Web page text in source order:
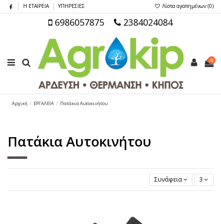
Η ΕΤΑΙΡΕΙΑ ΥΠΗΡΕΣΙΕΣ Λίστα αγαπημένων (0)
6986057875 2384024084
0
Αρχική ΕΡΓΑΛΕΙΑ Πατάκια Αυτοκινήτου
Πατάκια Αυτοκινήτου
Συνάφεια 3